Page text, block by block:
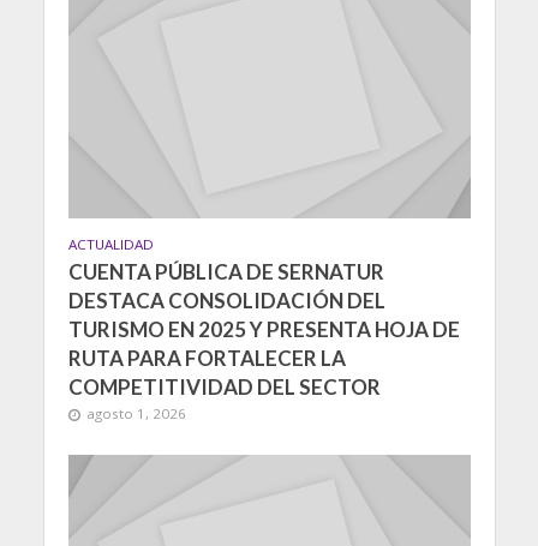
ACTUALIDAD
CUENTA PÚBLICA DE SERNATUR
DESTACA CONSOLIDACIÓN DEL
TURISMO EN 2025 Y PRESENTA HOJA DE
RUTA PARA FORTALECER LA
COMPETITIVIDAD DEL SECTOR
agosto 1, 2026